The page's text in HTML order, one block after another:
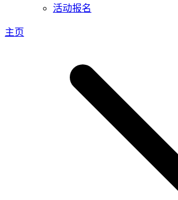
活动报名
主页